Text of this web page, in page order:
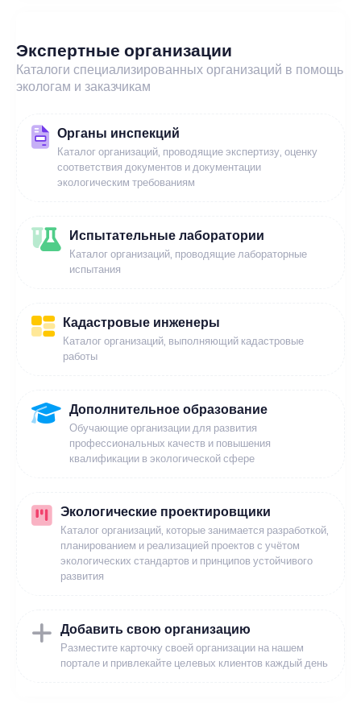
Экспертные организации
Каталоги специализированных организаций в помощь
экологам и заказчикам
Органы инспекций
Каталог организаций, проводящие экспертизу, оценку
соответствия документов и документации
экологическим требованиям
Испытательные лаборатории
Каталог организаций, проводящие лабораторные
испытания
Кадастровые инженеры
Каталог организаций, выполняющий кадастровые
работы
Дополнительное образование
Обучающие организации для развития
профессиональных качеств и повышения
квалификации в экологической сфере
Экологические проектировщики
Каталог организаций, которые занимается разработкой,
планированием и реализацией проектов с учётом
экологических стандартов и принципов устойчивого
развития
Добавить свою организацию
Разместите карточку своей организации на нашем
портале и привлекайте целевых клиентов каждый день